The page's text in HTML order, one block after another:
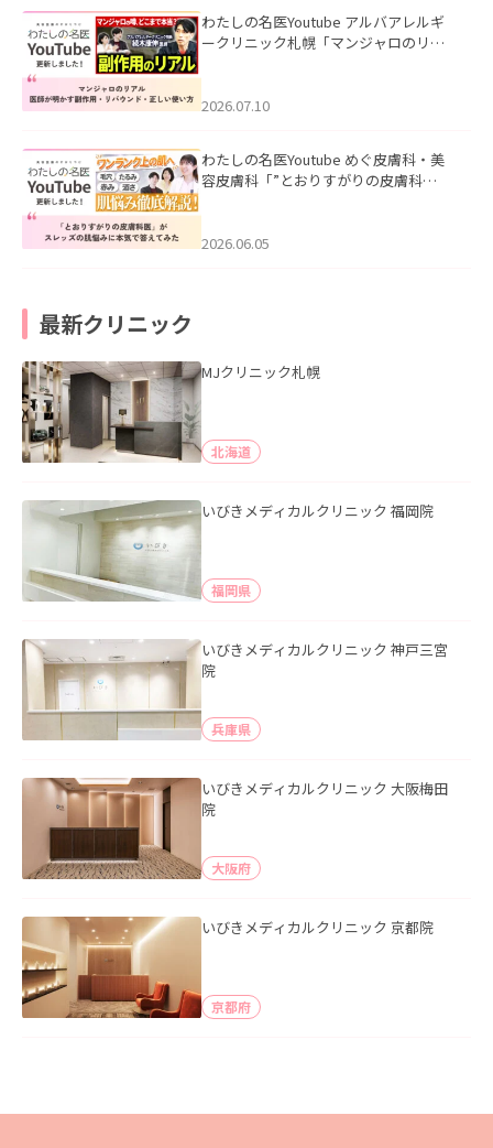
わたしの名医Youtube アルバアレルギ
ークリニック札幌「マンジャロのリア
た。
2026.07.10
わたしの名医Youtube めぐ皮膚科・美
容皮膚科「”とおりすがりの皮膚科
2026.06.05
最新クリニック
MJクリニック札幌
北海道
いびきメディカルクリニック 福岡院
福岡県
いびきメディカルクリニック 神戸三宮
院
兵庫県
いびきメディカルクリニック 大阪梅田
院
大阪府
いびきメディカルクリニック 京都院
京都府